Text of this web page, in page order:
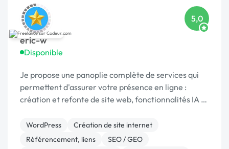
eric-w
Disponible
5,0
Je propose une panoplie complète de services qui
permettent d'assurer votre présence en ligne :
création et refonte de site web, fonctionnalités IA et
WordPress
Création de site internet
Référencement, liens
SEO / GEO